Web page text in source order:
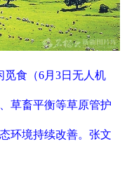
觅食（6月3日无人机
草畜平衡等草原管护
环境持续改善。张文